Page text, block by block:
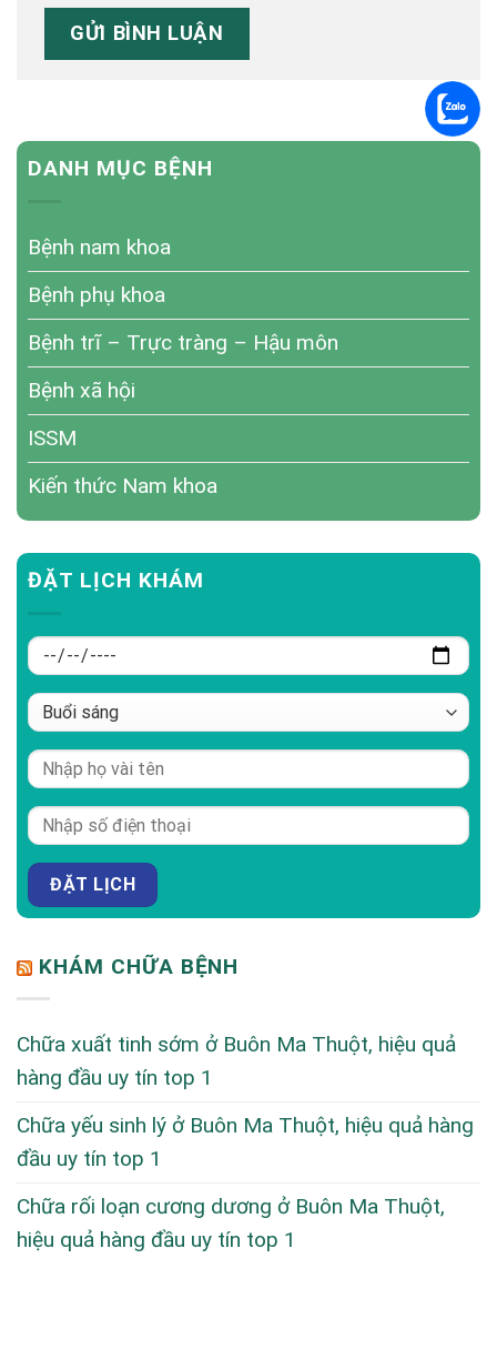
DANH MỤC BỆNH
Bệnh nam khoa
Bệnh phụ khoa
Bệnh trĩ – Trực tràng – Hậu môn
Bệnh xã hội
ISSM
Kiến thức Nam khoa
ĐẶT LỊCH KHÁM
KHÁM CHỮA BỆNH
Chữa xuất tinh sớm ở Buôn Ma Thuột, hiệu quả
hàng đầu uy tín top 1
Chữa yếu sinh lý ở Buôn Ma Thuột, hiệu quả hàng
đầu uy tín top 1
Chữa rối loạn cương dương ở Buôn Ma Thuột,
hiệu quả hàng đầu uy tín top 1